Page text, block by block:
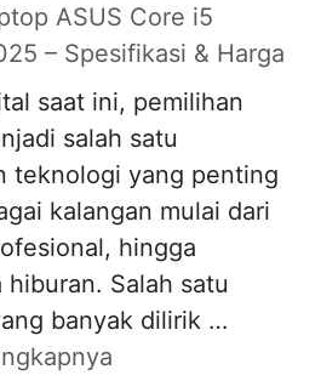
ASUS Core i5
– Spesifikasi & Harga
saat ini, pemilihan
salah satu
teknologi yang penting
kalangan mulai dari
hingga
hiburan. Salah satu
banyak dilirik …